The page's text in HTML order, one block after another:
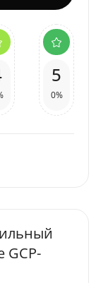
5
0%
GCP-